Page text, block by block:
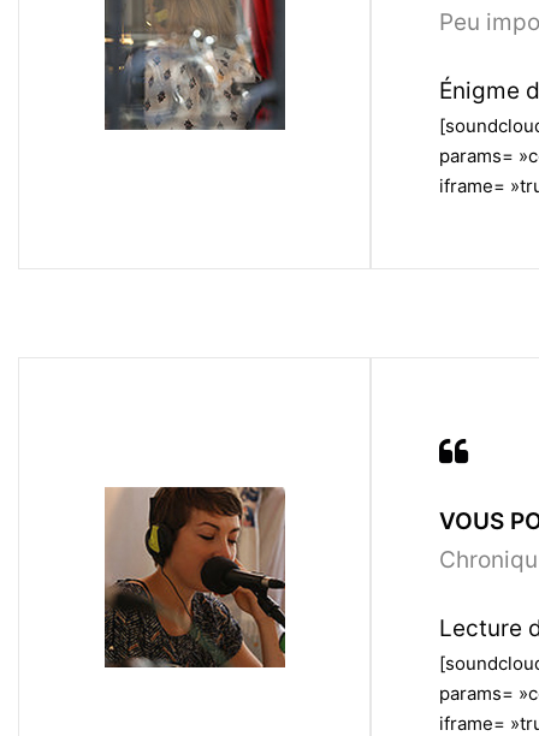
Peu
Énigme
params=
iframe=
VOUS
Lecture
params=
iframe=